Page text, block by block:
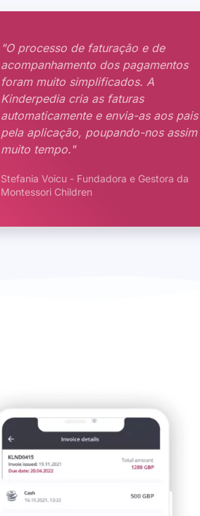
"O processo de faturação e de
acompanhamento dos pagamentos
foram muito simplificados. A
Kinderpedia cria as faturas
automaticamente e envia-as aos pais
pela aplicação, poupando-nos assim
muito tempo."
Stefania Voicu - Fundadora e Gestora da
Montessori Children